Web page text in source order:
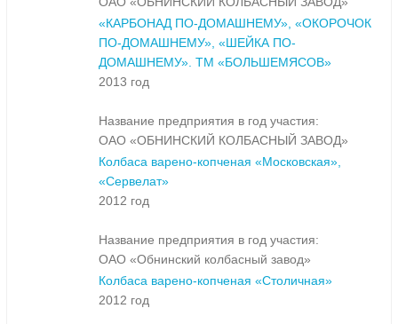
«КАРБОНАД ПО-ДОМАШНЕМУ», «ОКОРОЧОК
ПО-ДОМАШНЕМУ», «ШЕЙКА ПО-
ДОМАШНЕМУ». ТМ «БОЛЬШЕМЯСОВ»
2013 год
Название предприятия в год участия:
ОАО «ОБНИНСКИЙ КОЛБАСНЫЙ ЗАВОД»
Колбаса варено-копченая «Московская»,
«Сервелат»
2012 год
Название предприятия в год участия:
ОАО «Обнинский колбасный завод»
Колбаса варено-копченая «Столичная»
2012 год